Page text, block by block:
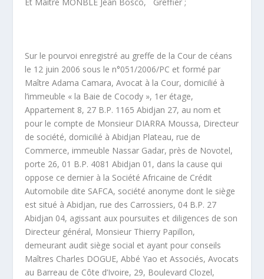
Et Maître MONBLE Jean Bosco, Greffier ;
Sur le pourvoi enregistré au greffe de la Cour de céans
le 12 juin 2006 sous le n°051/2006/PC et formé par
Maître Adama Camara, Avocat à la Cour, domicilié à
l’immeuble « la Baie de Cocody », 1 er étage,
Appartement 8, 27 B.P. 1165 Abidjan 27, au nom et
pour le compte de Monsieur DIARRA Moussa, Directeur
de société, domicilié à Abidjan Plateau, rue de
Commerce, immeuble Nassar Gadar, près de Novotel,
porte 26, 01 B.P. 4081 Abidjan 01, dans la cause qui
oppose ce dernier à la Société Africaine de Crédit
Automobile dite SAFCA, société anonyme dont le siège
est situé à Abidjan, rue des Carrossiers, 04 B.P. 27
Abidjan 04, agissant aux poursuites et diligences de son
Directeur général, Monsieur Thierry Papillon,
demeurant audit siège social et ayant pour conseils
Maîtres Charles DOGUE, Abbé Yao et Associés, Avocats
au Barreau de Côte d’Ivoire, 29, Boulevard Clozel,